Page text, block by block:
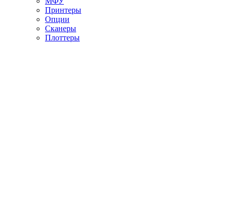
Принтеры
Опции
Сканеры
Плоттеры